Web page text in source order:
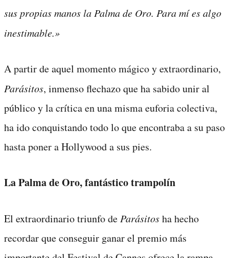
sus propias manos la Palma de Oro. Para mí es algo
inestimable.»
A partir de aquel momento mágico y extraordinario,
Parásitos, inmenso flechazo que ha sabido unir al
público y la crítica en una misma euforia colectiva,
ha ido conquistando todo lo que encontraba a su paso
hasta poner a Hollywood a sus pies.
La Palma de Oro, fantástico trampolín
El extraordinario triunfo de Parásitosha hecho
recordar que conseguir ganar el premio más